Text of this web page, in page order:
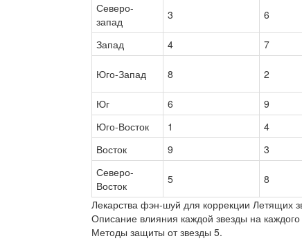
Северо-
запад
3 6
Запад 4 7
Юго-Запад 8 2
Юг
6 9
Юго-Восток
1 4
Восток
9 3
Северо-
Восток
5 8
Лекарства фэн-шуй для коррекции Летящих
Описание влияния каждой звезды на
Методы защиты от звезды 5.